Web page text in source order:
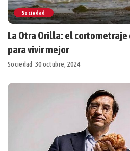
Sociedad
La Otra Orilla: el
para vivir mejor
Sociedad 30 octubre, 2024